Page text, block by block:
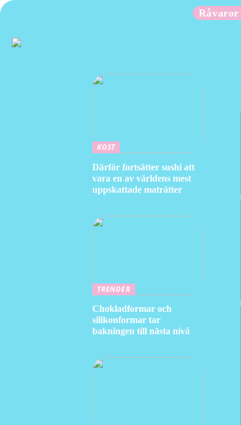
Råvaror
KOST
Därför fortsätter sushi att
vara en av världens mest
uppskattade maträtter
TRENDER
Chokladformar och
silikonformar tar
bakningen till nästa nivå